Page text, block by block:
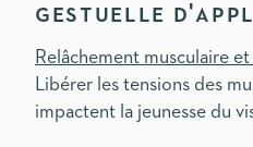
GESTUELLE
Relâchement musculaire
Libérer les tensions des
impactent la jeunesse du